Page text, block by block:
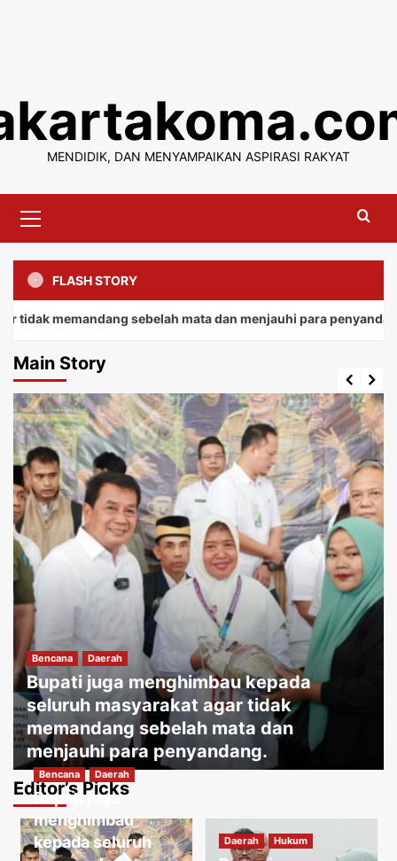
content
MENDIDIK, DAN MENYAMPAIKAN ASPIRASI RAKYAT
Menu
FLASH STORY
sebelah mata dan menjauhi para penyandang.
Main Story
Bencana Daerah
Bupati juga menghimbau kepada
seluruh masyarakat agar tidak
memandang sebelah mata dan
menjauhi para penyandang.
Jakartakoma Agustus 8, 2026
Editor’s Picks
Bencana Daerah
Bupati juga
menghimbau
kepada seluruh
Daerah Hukum
3
Daerah
Warga menguatirkan jika kabel jatuh
ketanah, membahayakan penduduk
sekitar.